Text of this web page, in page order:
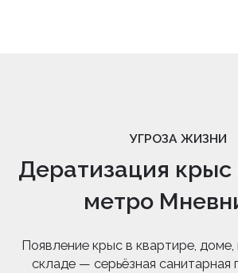
УГРОЗА ЖИЗНИ
Дератизация крыс
метро
Появление крыс в квартире, доме,
складе — серьёзная санитарная